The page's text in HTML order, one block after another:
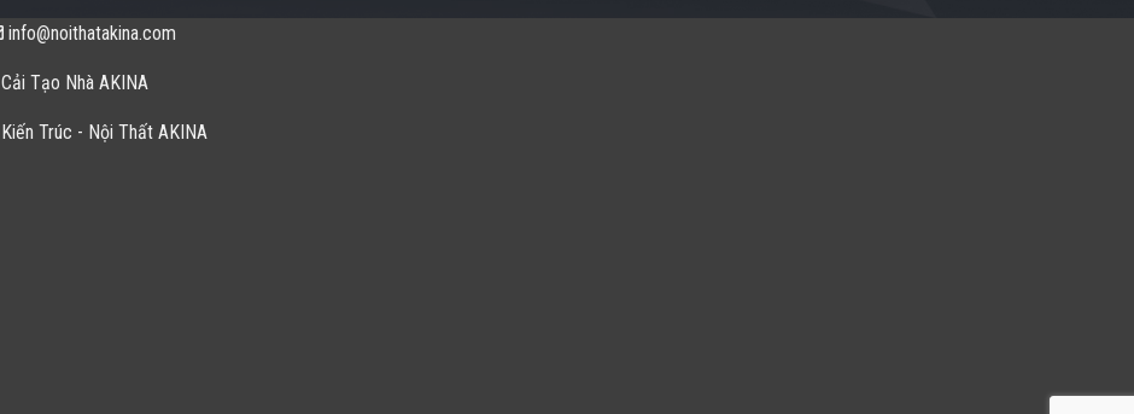
info@noithatakina.com
Cải Tạo Nhà AKINA
Kiến Trúc - Nội Thất AKINA